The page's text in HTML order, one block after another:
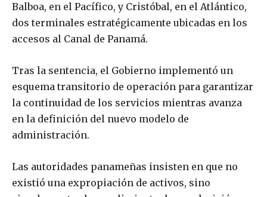
Balboa, en el Pacífico, y Cristóbal, en el Atlántico,
dos terminales estratégicamente ubicadas en los
accesos al Canal de Panamá.
Tras la sentencia, el Gobierno implementó un
esquema transitorio de operación para garantizar
la continuidad de los servicios mientras avanza
en la definición del nuevo modelo de
administración.
Las autoridades panameñas insisten en que no
existió una expropiación de activos, sino